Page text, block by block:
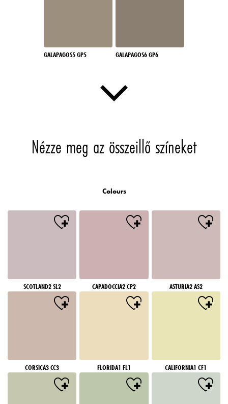
GALAPAGOS5 GP5 GALAPAGOS6 GP6
Nézze meg az összeillő színeket
Colours
SCOTLAND2 SL2 CAPADOCCIA2 CP2 ASTURIA2 AS2
CORSICA3 CC3 FLORIDA1 FL1 CALIFORNIA1 CF1